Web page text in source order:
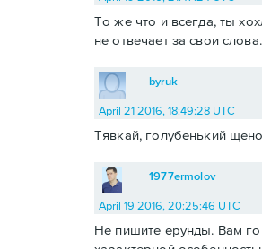
То же что и всегда, ты
не отвечает за свои слова.
byruk
April 21 2016, 18:49:28 UTC
Тявкай, голубенький
1977ermolov
April 19 2016, 20:25:46 UTC
Не пишите ерунды. Вам